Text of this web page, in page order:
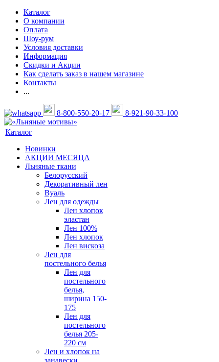
Каталог
О компании
Оплата
Шоу-рум
Условия доставки
Информация
Скидки и Акции
Как сделать заказ в нашем магазине
Контакты
...
8-800-550-20-17 8-921-90-33-100
Каталог
Новинки
АКЦИИ МЕСЯЦА
Льняные ткани
Белорусский
Декоративный лен
Вуаль
Лен для одежды
Лен хлопок
эластан
Лен 100%
Лен хлопок
Лен вискоза
Лен для
постельного белья
Лен для
постельного
белья,
ширина 150-
175
Лен для
постельного
белья 205-
220 см
Лен и хлопок на
занавески